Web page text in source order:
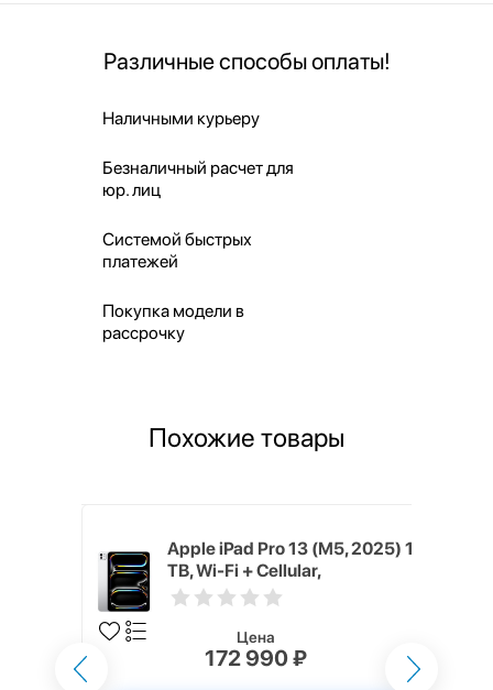
Различные способы оплаты!
Наличными курьеру
Безналичный расчет для
юр. лиц
Системой быстрых
платежей
Покупка модели в
рассрочку
Похожие товары
Apple iPad Pro 13 (M5, 2025) 1
TB, Wi-Fi + Cellular,
Серебристый (Silver)
Цена
172 990 ₽